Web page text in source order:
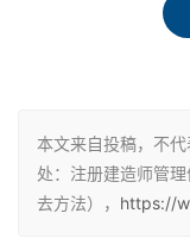
第二步
进入小程序以后，
本文来自投稿，不
处：注册建造师管
去方法）， https://